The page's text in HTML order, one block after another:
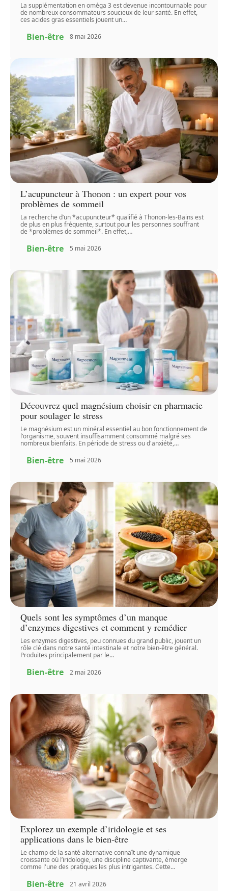
La supplémentation en oméga 3 est devenue incontournable pour
de nombreux consommateurs soucieux de leur santé. En effet,
ces acides gras essentiels jouent un…
Bien-être 8 mai 2026
L’acupuncteur à Thonon : un expert pour vos
problèmes de sommeil
La recherche d’un *acupuncteur* qualifié à Thonon-les-Bains est
de plus en plus fréquente, surtout pour les personnes souffrant
de *problèmes de sommeil*. En effet,…
Bien-être 5 mai 2026
Découvrez quel magnésium choisir en pharmacie
pour soulager le stress
Le magnésium est un minéral essentiel au bon fonctionnement de
l'organisme, souvent insuffisamment consommé malgré ses
nombreux bienfaits. En période de stress ou d'anxiété,…
Bien-être 5 mai 2026
Quels sont les symptômes d’un manque
d’enzymes digestives et comment y remédier
Les enzymes digestives, peu connues du grand public, jouent un
rôle clé dans notre santé intestinale et notre bien-être général.
Produites principalement par le…
Bien-être 2 mai 2026
Explorez un exemple d’iridologie et ses
applications dans le bien-être
Le champ de la santé alternative connaît une dynamique
croissante où l’iridologie, une discipline captivante, émerge
comme l'une des pratiques les plus intrigantes. Cette…
Bien-être 21 avril 2026